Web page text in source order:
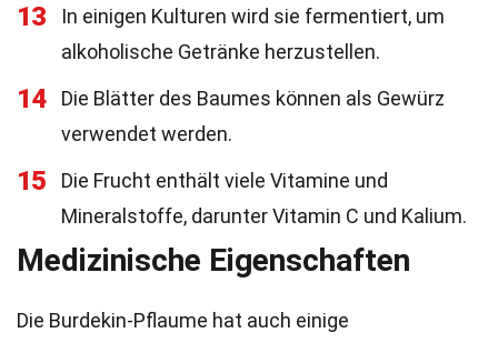
13
In einigen Kulturen wird sie fermentiert, um
alkoholische Getränke herzustellen.
14
Die Blätter des Baumes können als Gewürz
verwendet werden.
15
Die Frucht enthält viele Vitamine und
Mineralstoffe, darunter Vitamin C und Kalium.
Medizinische Eigenschaften
Die Burdekin-Pflaume hat auch einige